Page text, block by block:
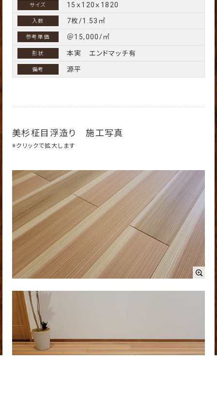
15ｘ120ｘ1820
7枚/1.53㎡
＠15,000/㎡
本実 エンドマッチ有
源平
美杉柾目浮造り 施工写真
※クリックで拡大します